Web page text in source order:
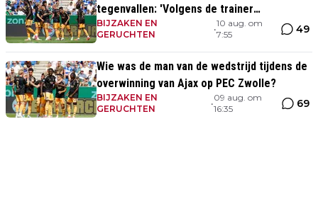
tegenvallen: 'Volgens de trainer
aandachtspunt op transfermarkt'
BIJZAKEN EN
GERUCHTEN
•
10 aug. om
7:55
49
Wie was de man van de wedstrijd tijdens de
overwinning van Ajax op PEC Zwolle?
BIJZAKEN EN
GERUCHTEN
•
09 aug. om
16:35
69